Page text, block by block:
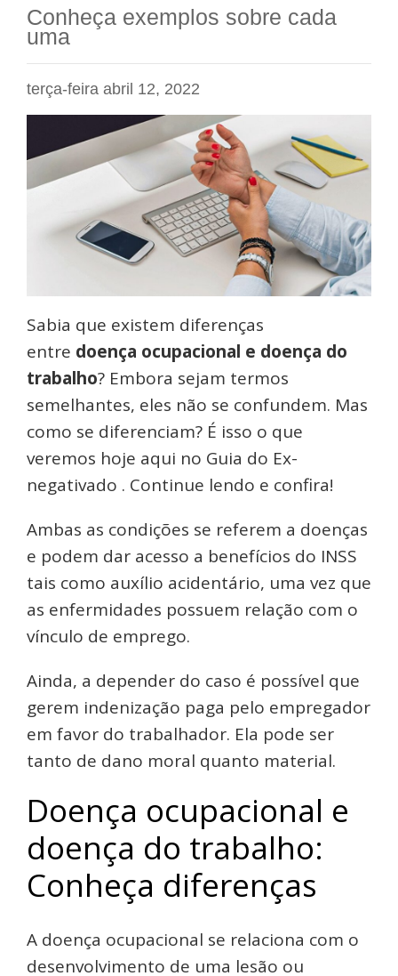
Conheça exemplos sobre cada
uma
terça-feira abril 12, 2022
Sabia que existem diferenças
entre doença ocupacional e doença do
trabalho? Embora sejam termos
semelhantes, eles não se confundem. Mas
como se diferenciam? É isso o que
veremos hoje aqui no Guia do Ex-
negativado . Continue lendo e confira!
Ambas as condições se referem a doenças
e podem dar acesso a benefícios do INSS
tais como auxílio acidentário, uma vez que
as enfermidades possuem relação com o
vínculo de emprego.
Ainda, a depender do caso é possível que
gerem indenização paga pelo empregador
em favor do trabalhador. Ela pode ser
tanto de dano moral quanto material.
Doença ocupacional e
doença do trabalho:
Conheça diferenças
A doença ocupacional se relaciona com o
desenvolvimento de uma lesão ou